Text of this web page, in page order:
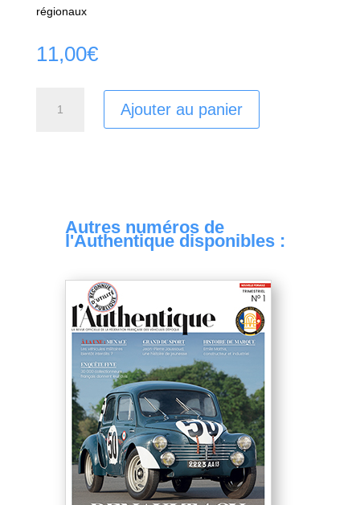
régionaux
11,00€
Ajouter au panier
Autres numéros de
l'Authentique disponibles :